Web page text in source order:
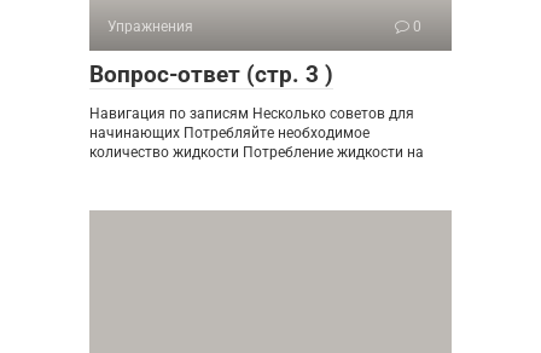
Упражнения 0
Вопрос-ответ (стр. 3 )
Навигация по записям Несколько советов для
начинающих Потребляйте необходимое
количество жидкости Потребление жидкости на